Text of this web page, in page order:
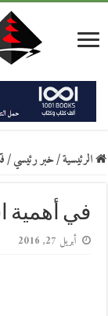
الرئيسية/خبر رئيسي/
في أهمية
أبريل 27, 2016